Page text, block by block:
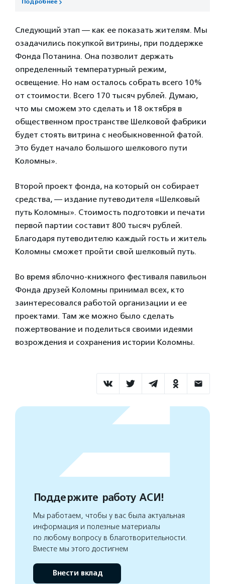
Подробнее
Следующий этап — как ее показать жителям. Мы
озадачились покупкой витрины, при поддержке
Фонда Потанина. Она позволит держать
определенный температурный режим,
освещение. Но нам осталось собрать всего 10%
от стоимости. Всего 170 тысяч рублей. Думаю,
что мы сможем это сделать и 18 октября в
общественном пространстве Шелковой фабрики
будет стоять витрина с необыкновенной фатой.
Это будет начало большого шелкового пути
Коломны».
Второй проект фонда, на который он собирает
средства, — издание путеводителя «Шелковый
путь Коломны». Стоимость подготовки и печати
первой партии составит 800 тысяч рублей.
Благодаря путеводителю каждый гость и житель
Коломны сможет пройти свой шелковый путь.
Во время яблочно-книжного фестиваля павильон
Фонда друзей Коломны принимал всех, кто
заинтересовался работой организации и ее
проектами. Там же можно было сделать
пожертвование и поделиться своими идеями
возрождения и сохранения истории Коломны.
Поддержите работу АСИ!
Мы работаем, чтобы у вас была актуальная
информация и полезные материалы
по любому вопросу в благотворительности.
Вместе мы этого достигнем
Внести вклад